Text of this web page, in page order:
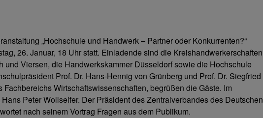
„Hochschule und Handwerk – Partner oder Konkurrenten?“
26. Januar, 18 Uhr statt. Einladende sind die Kreishandwerkerschaften
und Viersen, die Handwerkskammer Düsseldorf sowie die Hochschule
Prof. Dr. Hans-Hennig von Grünberg und Prof. Dr. Siegfried
Fachbereichs Wirtschaftswissenschaften, begrüßen die Gäste. Im
Peter Wollseifer. Der Präsident des Zentralverbandes des Deutschen
nach seinem Vortrag Fragen aus dem Publikum.